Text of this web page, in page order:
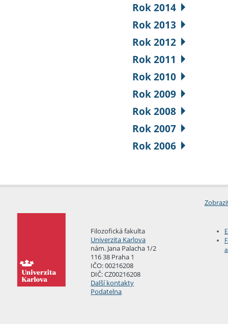
Rok 2014
Rok 2013
Rok 2012
Rok 2011
Rok 2010
Rok 2009
Rok 2008
Rok 2007
Rok 2006
Filozofická fakulta
Univerzita Karlova
nám. Jana Palacha 1/2
116 38 Praha 1
IČO: 00216208
DIČ: CZ00216208
Další kontakty
Podatelna